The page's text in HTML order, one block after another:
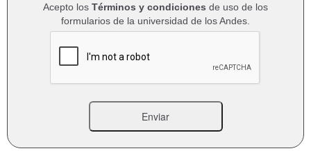
Acepto los Términos y condiciones de uso de los
formularios de la universidad de los Andes.